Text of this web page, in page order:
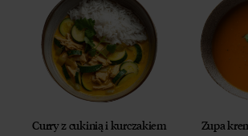
Curry z cukinią i kurczakiem Zupa